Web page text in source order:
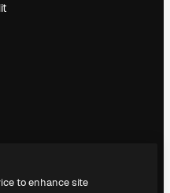
to enhance site